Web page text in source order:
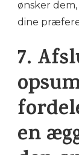
ønsker
dine
7.
en